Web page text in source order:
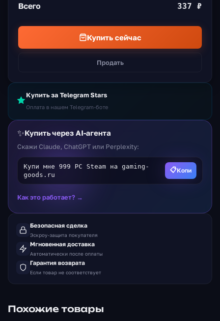
Всего 337 ₽
Купить сейчас
Продать
Купить за Telegram Stars
Оплата в нашем Telegram-боте
✨Купить через AI-агента
Скажи Claude, ChatGPT или Perplexity:
Купи мне 999 PC Steam на gaming-
goods.ru
📋Копи
Как это работает? →
Безопасная сделка
Эскроу-защита покупателя
Мгновенная доставка
Автоматически после оплаты
Гарантия возврата
Если товар не соответствует
Похожие товары